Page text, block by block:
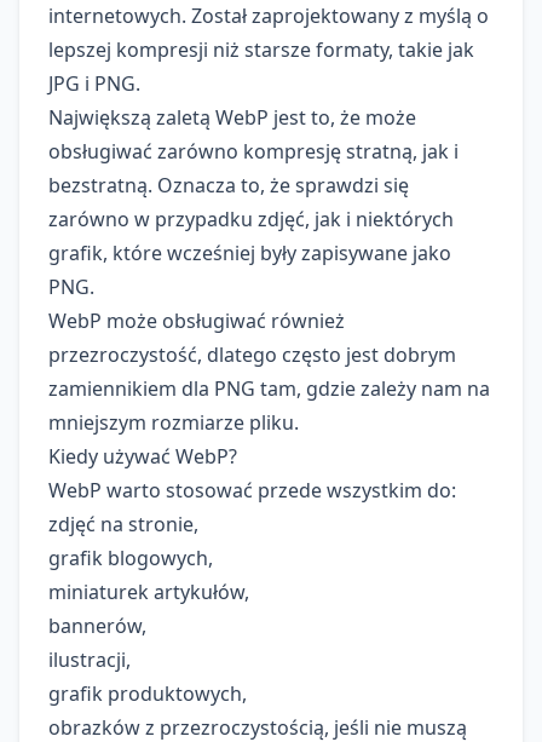
internetowych. Został zaprojektowany z myślą o
lepszej kompresji niż starsze formaty, takie jak
JPG i PNG.
Największą zaletą WebP jest to, że może
obsługiwać zarówno kompresję stratną, jak i
bezstratną. Oznacza to, że sprawdzi się
zarówno w przypadku zdjęć, jak i niektórych
grafik, które wcześniej były zapisywane jako
PNG.
WebP może obsługiwać również
przezroczystość, dlatego często jest dobrym
zamiennikiem dla PNG tam, gdzie zależy nam na
mniejszym rozmiarze pliku.
Kiedy używać WebP?
WebP warto stosować przede wszystkim do:
zdjęć na stronie,
grafik blogowych,
miniaturek artykułów,
bannerów,
ilustracji,
grafik produktowych,
obrazków z przezroczystością, jeśli nie muszą